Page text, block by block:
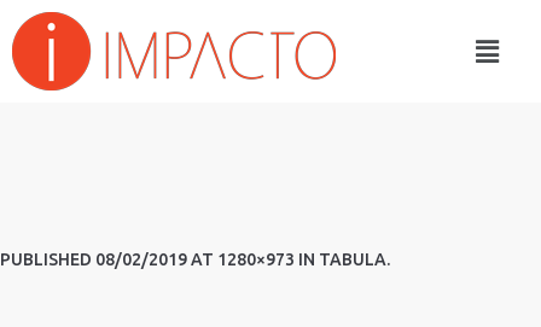
PUBLISHED 08/02/2019AT 1280×973 IN TABULA.